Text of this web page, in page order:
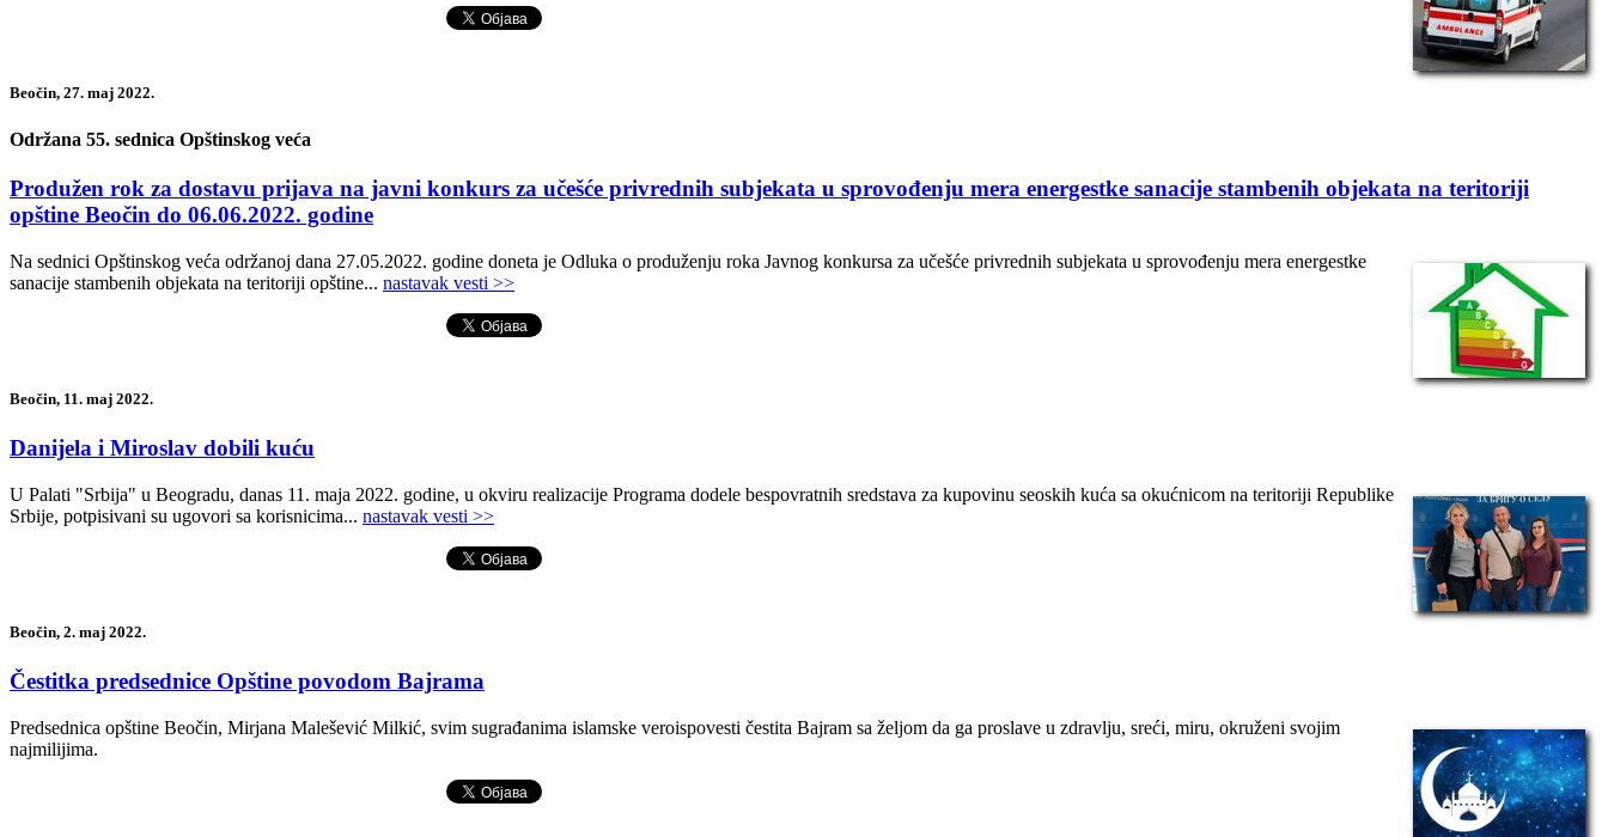
Beočin, 27. maj 2022.
Održana 55. sednica Opštinskog veća
Produžen rok za dostavu prijava na javni konkurs za učešće privrednih subjekata u sprovođenju mera energestke sanacije stambenih objekata na teritoriji
opštine Beočin do 06.06.2022. godine
Na sednici Opštinskog veća održanoj dana 27.05.2022. godine doneta je Odluka o produženju roka Javnog konkursa za učešće privrednih subjekata u sprovođenju mera energestke
sanacije stambenih objekata na teritoriji opštine... nastavak vesti >>
Beočin, 11. maj 2022.
Danijela i Miroslav dobili kuću
U Palati "Srbija" u Beogradu, danas 11. maja 2022. godine, u okviru realizacije Programa dodele bespovratnih sredstava za kupovinu seoskih kuća sa okućnicom na teritoriji Republike
Srbije, potpisivani su ugovori sa korisnicima... nastavak vesti >>
Beočin, 2. maj 2022.
Čestitka predsednice Opštine povodom Bajrama
Predsednica opštine Beočin, Mirjana Malešević Milkić, svim sugrađanima islamske veroispovesti čestita Bajram sa željom da ga proslave u zdravlju, sreći, miru, okruženi svojim
najmilijima.